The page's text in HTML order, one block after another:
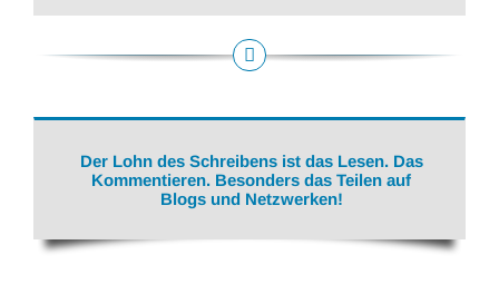
Der Lohn des Schreibens ist das Lesen. Das
Kommentieren. Besonders das Teilen auf
Blogs und Netzwerken!